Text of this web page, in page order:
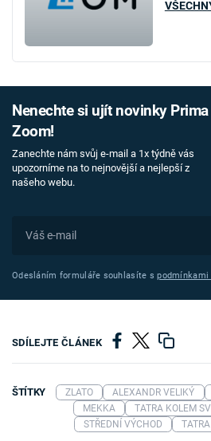
Nenechte si ujít novinky Prima
Zoom!
Zanechte nám svůj e-mail a 1x týdně vás
upozorníme na to nejnovější a nejlepší z
našeho webu.
Odesláním formuláře souhlasíte spodmínkami
SDÍLEJTE ČLÁNEK
ŠTÍTKY ZLATO ALEXANDR VELIKÝ
MEKKA
TATRA KOLEM
STŘEDNÍ VÝCHOD